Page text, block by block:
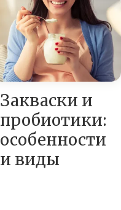
Закваски и
пробиотики:
особенности
и виды